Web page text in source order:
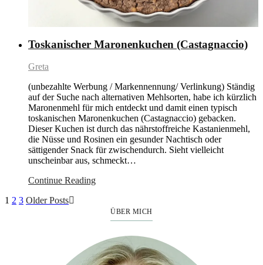
Toskanischer Maronenkuchen (Castagnaccio)
Greta
(unbezahlte Werbung / Markennennung/ Verlinkung) Ständig
auf der Suche nach alternativen Mehlsorten, habe ich kürzlich
Maronenmehl für mich entdeckt und damit einen typisch
toskanischen Maronenkuchen (Castagnaccio) gebacken.
Dieser Kuchen ist durch das nährstoffreiche Kastanienmehl,
die Nüsse und Rosinen ein gesunder Nachtisch oder
sättigender Snack für zwischendurch. Sieht vielleicht
unscheinbar aus, schmeckt…
Continue Reading
1 2 3 Older Posts
ÜBER MICH